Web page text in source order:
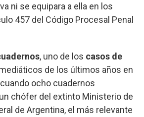
ni se equipara a ella en los
457 del Código Procesal Penal
, uno de los casos de
de los últimos años en
ocho cuadernos
chófer del extinto Ministerio de
de Argentina, el más relevante